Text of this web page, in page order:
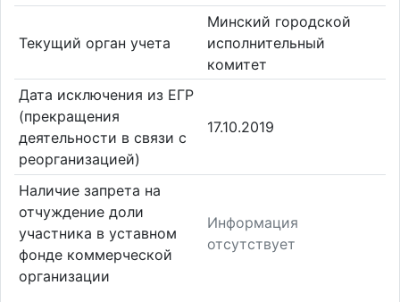
Текущий орган учета
Минский городской
исполнительный
комитет
Дата исключения из ЕГР
(прекращения
деятельности в связи с
реорганизацией)
17.10.2019
Наличие запрета на
отчуждение доли
участника в уставном
фонде коммерческой
организации
Информация
отсутствует